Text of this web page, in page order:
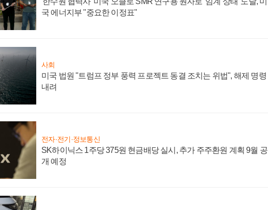
국 에너지부 "중요한 이정표"
사회
미국 법원 "트럼프 정부 풍력 프로젝트 동결 조치는 위법", 해제 명령
내려
전자·전기·정보통신
SK하이닉스 1주당 375원 현금배당 실시, 추가 주주환원 계획 9월 공
개 예정